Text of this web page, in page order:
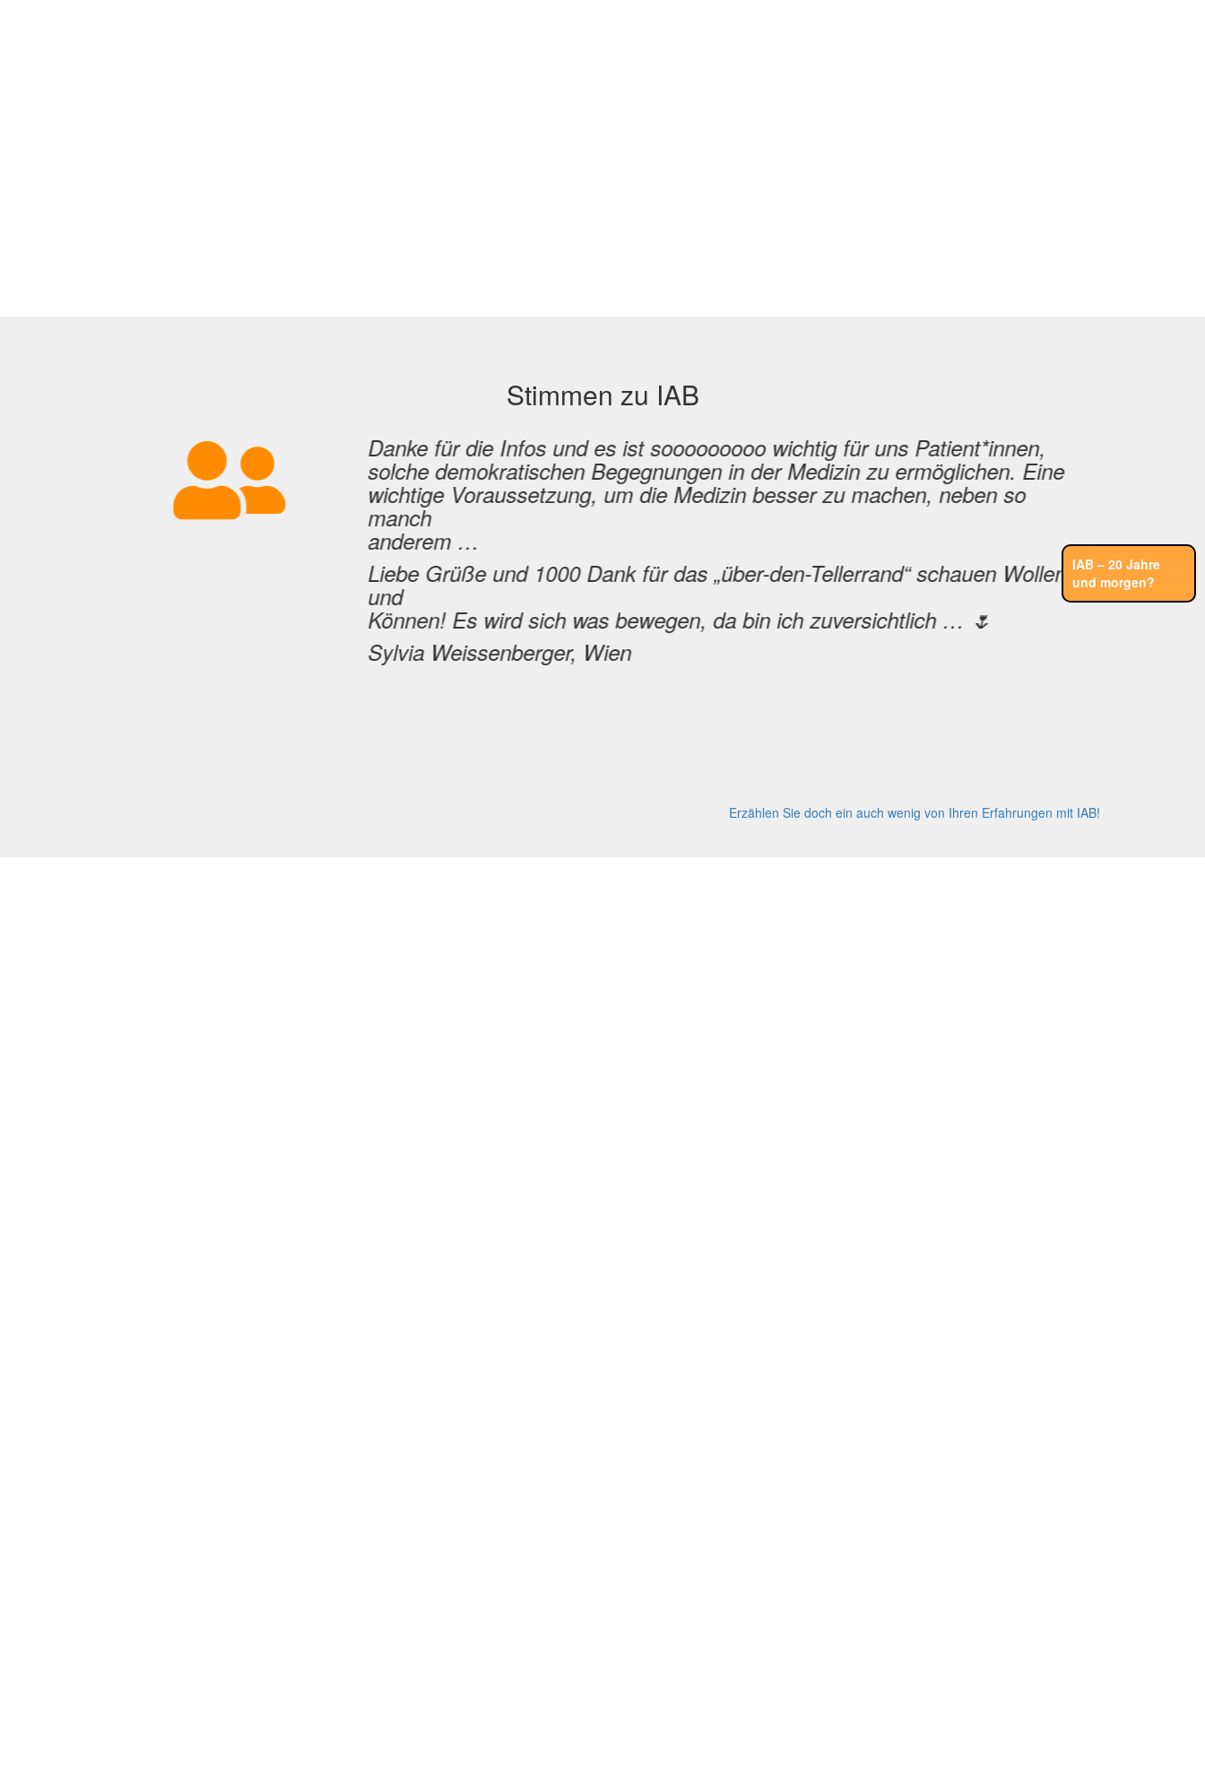
IAB – 20 Jahre
und morgen?
Stimmen zu IAB
Danke für die Infos und es ist sooooooooo wichtig für uns Patient*innen,
solche demokratischen Begegnungen in der Medizin zu ermöglichen. Eine
wichtige Voraussetzung, um die Medizin besser zu machen, neben so
manch
anderem …
Liebe Grüße und 1000 Dank für das „über-den-Tellerrand“ schauen Wollen
und
Können! Es wird sich was bewegen, da bin ich zuversichtlich … 🌷
Sylvia Weissenberger, Wien
Erzählen Sie doch ein auch wenig von Ihren Erfahrungen mit IAB!